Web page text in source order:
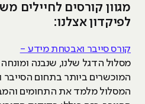
מגוון קורסים לחיילים
לפיקדון אצלנו:
קורס סייבר ואבטחת מידע -
מסלול הדגל שלנו, שנבנה
המוכשרים ביותר בתחום
המסלול מלמד את התחומים